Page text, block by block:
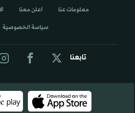
تابعنا
معلومات عنا اعلن معنا
سياسة الخصوصية